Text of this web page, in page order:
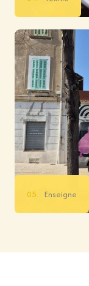
05. Enseigne